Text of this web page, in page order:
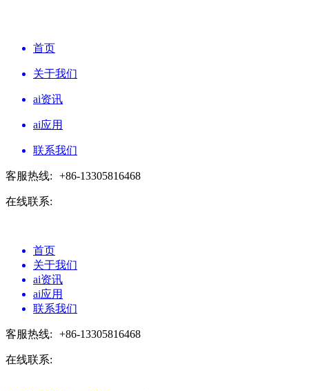
首页
关于我们
ai资讯
ai应用
联系我们
客服热线: +86-13305816468
在线联系:
首页
关于我们
ai资讯
ai应用
联系我们
客服热线: +86-13305816468
在线联系: